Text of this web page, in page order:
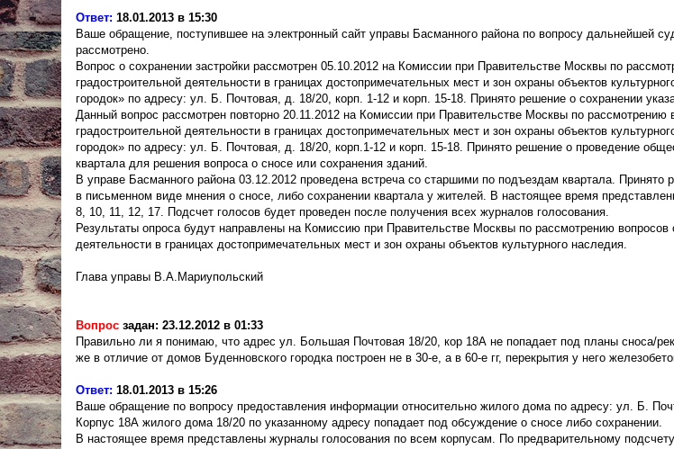
Ответ: 18.01.2013 в 15:30
Ваше обращение, поступившее на электронный сайт управы Басманного района по вопросу дальнейшей
рассмотрено.
Вопрос о сохранении застройки рассмотрен 05.10.2012 на Комиссии при Правительстве Москвы по
градостроительной деятельности в границах достопримечательных мест и зон охраны объектов
городок» по адресу: ул. Б. Почтовая, д. 18/20, корп. 1-12 и корп. 15-18. Принято решение о сохранении
Данный вопрос рассмотрен повторно 20.11.2012 на Комиссии при Правительстве Москвы по рассмотрению
градостроительной деятельности в границах достопримечательных мест и зон охраны объектов
городок» по адресу: ул. Б. Почтовая, д. 18/20, корп.1-12 и корп. 15-18. Принято решение о проведение
квартала для решения вопроса о сносе или сохранения зданий.
В управе Басманного района 03.12.2012 проведена встреча со старшими по подъездам квартала.
в письменном виде мнения о сносе, либо сохранении квартала у жителей. В настоящее время
8, 10, 11, 12, 17. Подсчет голосов будет проведен после получения всех журналов голосования.
Результаты опроса будут направлены на Комиссию при Правительстве Москвы по рассмотрению вопросов
деятельности в границах достопримечательных мест и зон охраны объектов культурного наследия.
Глава управы В.А.Мариупольский
Вопрос задан: 23.12.2012 в 01:33
Правильно ли я понимаю, что адрес ул. Большая Почтовая 18/20, кор 18А не попадает под планы сноса/
же в отличие от домов Буденновского городка построен не в 30-е, а в 60-е гг, перекрытия у него
Ответ: 18.01.2013 в 15:26
Ваше обращение по вопросу предоставления информации относительно жилого дома по адресу: ул. Б.
Корпус 18А жилого дома 18/20 по указанному адресу попадает под обсуждение о сносе либо сохранении.
В настоящее время представлены журналы голосования по всем корпусам. По предварительному